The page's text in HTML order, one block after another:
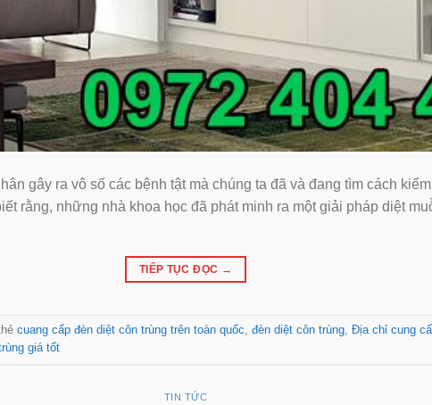
gây ra vô số các bệnh tật mà chúng ta đã và đang tìm cách
rằng, những nhà khoa học đã phát minh ra một giải pháp diệt
TIẾP TỤC ĐỌC →
cuang cấp đèn diệt côn trùng trên toàn quốc, đèn diệt côn trùng, Địa chỉ cung
giá tốt
TIN TỨC